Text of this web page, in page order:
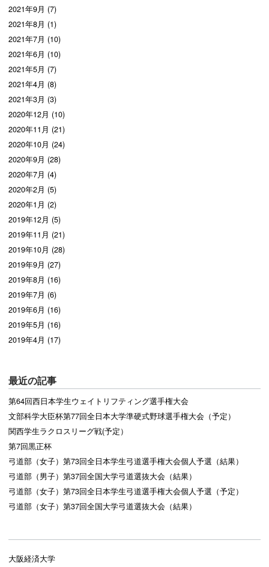
2021年9月 (7)
2021年8月 (1)
2021年7月 (10)
2021年6月 (10)
2021年5月 (7)
2021年4月 (8)
2021年3月 (3)
2020年12月 (10)
2020年11月 (21)
2020年10月 (24)
2020年9月 (28)
2020年7月 (4)
2020年2月 (5)
2020年1月 (2)
2019年12月 (5)
2019年11月 (21)
2019年10月 (28)
2019年9月 (27)
2019年8月 (16)
2019年7月 (6)
2019年6月 (16)
2019年5月 (16)
2019年4月 (17)
最近の記事
第64回西日本学生ウェイトリフティング選手権大会
文部科学大臣杯第77回全日本大学準硬式野球選手権大会（予定）
関西学生ラクロスリーグ戦(予定）
第7回黒正杯
弓道部（女子）第73回全日本学生弓道選手権大会個人予選（結果）
弓道部（男子）第37回全国大学弓道選抜大会（結果）
弓道部（女子）第73回全日本学生弓道選手権大会個人予選（予定）
弓道部（女子）第37回全国大学弓道選抜大会（結果）
大阪経済大学